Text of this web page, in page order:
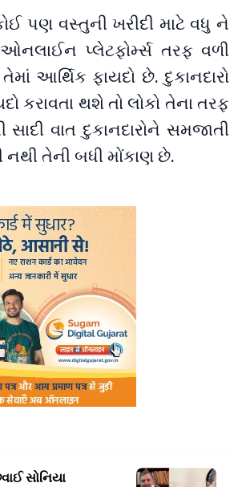
પણ વસ્તુની ખરીદી માટે વધુ ને
પ્લેટફોર્મ્સ તરફ વળી
આર્થિક ફાયદો છે. દુકાનદારો
કરાવતા થશે તો લોકો તેના તરફ
વાત દુકાનદારોને સમજાતી
તેની બધી મોંકાણ છે.
સોનિયા